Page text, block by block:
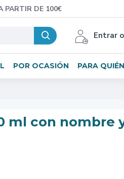
PARTIR DE 100€
Entrar
POR OCASIÓN PARA QUIÉN
ml con nombre